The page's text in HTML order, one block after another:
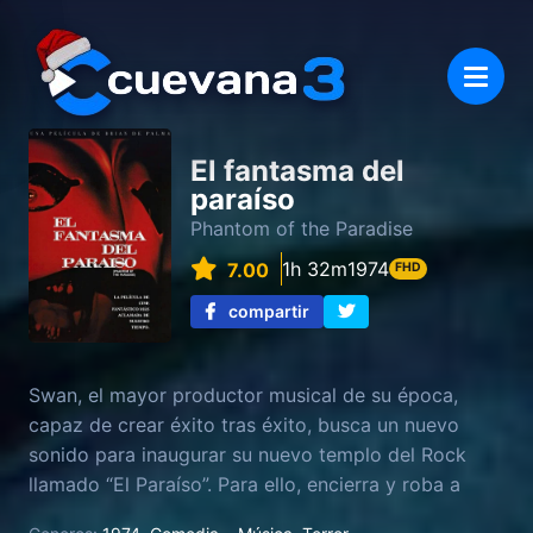
El fantasma del
paraíso
Phantom of the Paradise
7.00 1h 32m1974 FHD
compartir
Swan, el mayor productor musical de su época,
capaz de crear éxito tras éxito, busca un nuevo
sonido para inaugurar su nuevo templo del Rock
llamado “El Paraíso”. Para ello, encierra y roba a